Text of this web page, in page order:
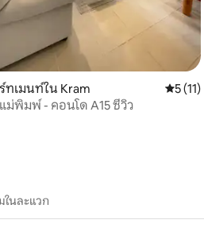
ทเมนท์ใน Kram คะแนน
5 (11)
ม่พิมพ์ - คอนโด A15 ซีวิว
นละแวก